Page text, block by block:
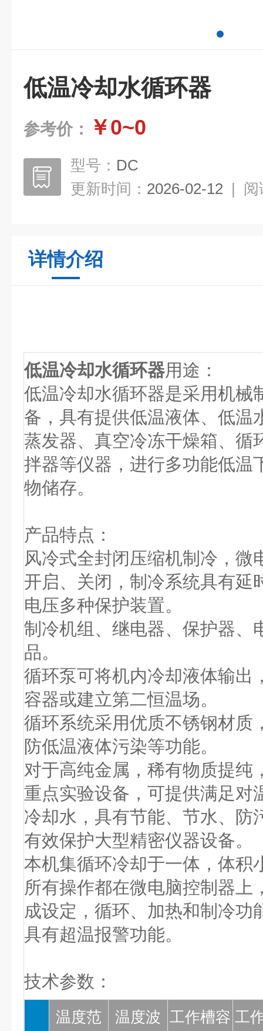
低温冷却水循环器
参考价： ￥0~0
型号： DC
更新时间： 2026-02-12 | 阅
详情介绍
低温冷却水循环器用途：
低温冷却水循环器是采用机械
备，具有提供低温液体、低温
蒸发器、真空冷冻干燥箱、循
拌器等仪器，进行多功能低温
物储存。
产品特点：
风冷式全封闭压缩机制冷，微
开启、关闭，制冷系统具有延
电压多种保护装置。
制冷机组、继电器、保护器、
品。
循环泵可将机内冷却液体输出
容器或建立第二恒温场。
循环系统采用优质不锈钢材质
防低温液体污染等功能。
对于高纯金属，稀有物质提纯
重点实验设备，可提供满足对
冷却水，具有节能、节水、防
有效保护大型精密仪器设备。
本机集循环冷却于一体，体积
所有操作都在微电脑控制器上
成设定，循环、加热和制冷功
具有超温报警功能。
技术参数：
温度范 温度波 工作槽容 工